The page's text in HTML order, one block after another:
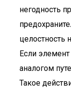
негодность
целостность
Если
аналогом
Такое